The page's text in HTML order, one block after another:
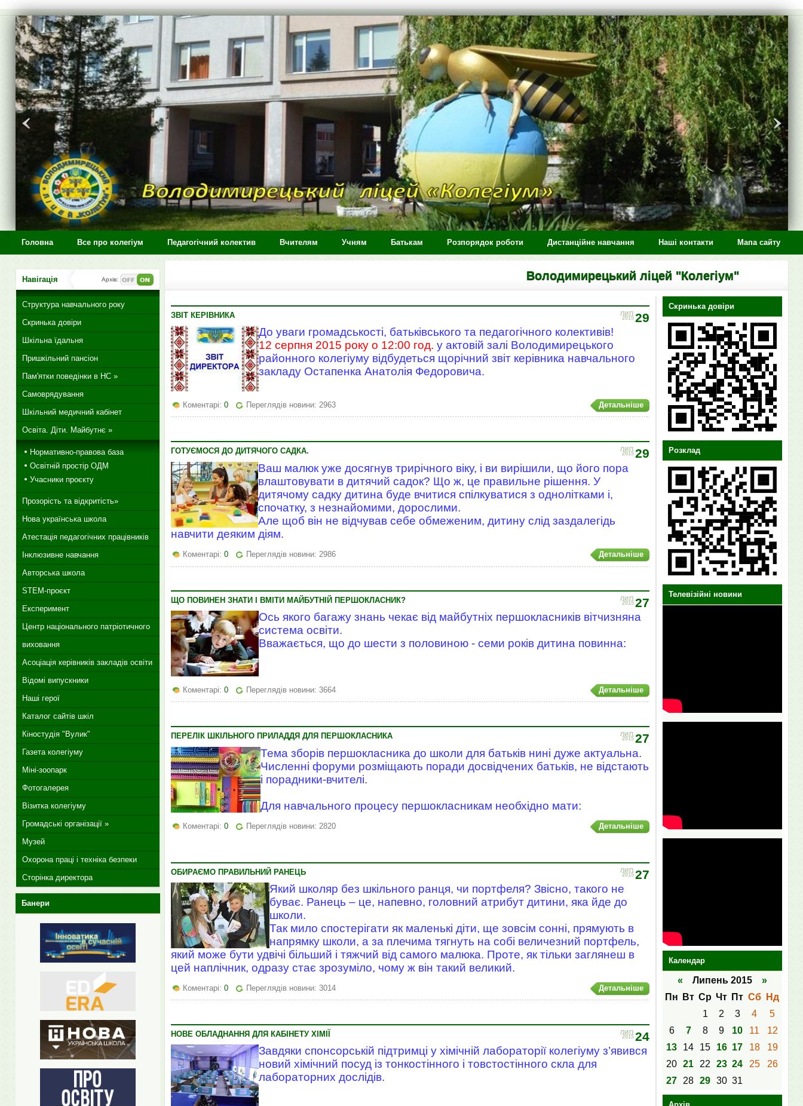
>
Головна Все про колегіум Педагогічний колектив Вчителям Учням Батькам Розпорядок роботи Дистанційне навчання Наші контакти Мапа сайту
Володимирецький ліцей "Колегіум"
29
ЛИП
2015
ЗВІТ КЕРІВНИКА
До уваги громадськості, батьківського та педагогічного колективів!
12 серпня 2015 року о 12:00 год. у актовій залі Володимирецького
районного колегіуму відбудеться щорічний звіт керівника навчального
закладу Остапенка Анатолія Федоровича.
Детальніше
Коментарі: 0 Переглядів новини: 2963
29
ЛИП
2015
ГОТУЄМОСЯ ДО ДИТЯЧОГО САДКА.
Ваш малюк уже досягнув трирічного віку, і ви вирішили, що його пора
влаштовувати в дитячий садок? Що ж, це правильне рішення. У
дитячому садку дитина буде вчитися спілкуватися з однолітками і,
спочатку, з незнайомими, дорослими.
Але щоб він не відчував себе обмеженим, дитину слід заздалегідь
навчити деяким діям.
Детальніше
Коментарі: 0 Переглядів новини: 2986
27
ЛИП
2015
ЩО ПОВИНЕН ЗНАТИ І ВМІТИ МАЙБУТНІЙ ПЕРШОКЛАСНИК?
Ось якого багажу знань чекає від майбутніх першокласників вітчизняна
система освіти.
Вважається, що до шести з половиною - семи років дитина повинна:
Детальніше
Коментарі: 0 Переглядів новини: 3664
27
ЛИП
2015
ПЕРЕЛІК ШКІЛЬНОГО ПРИЛАДДЯ ДЛЯ ПЕРШОКЛАСНИКА
Тема зборів першокласника до школи для батьків нині дуже актуальна.
Численні форуми розміщають поради досвідчених батьків, не відстають
і порадники-вчителі.
Для навчального процесу першокласникам необхідно мати:
Детальніше
Коментарі: 0 Переглядів новини: 2820
27
ЛИП
2015
ОБИРАЄМО ПРАВИЛЬНИЙ РАНЕЦЬ
Який школяр без шкільного ранця, чи портфеля? Звісно, такого не
буває. Ранець – це, напевно, головний атрибут дитини, яка йде до
школи.
Так мило спостерігати як маленькі діти, ще зовсім сонні, прямують в
напрямку школи, а за плечима тягнуть на собі величезний портфель,
який може бути удвічі більший і тяжчий від самого малюка. Проте, як тільки заглянеш в
цей наплічник, одразу стає зрозуміло, чому ж він такий великий.
Детальніше
Коментарі: 0 Переглядів новини: 3014
24
ЛИП
2015
НОВЕ ОБЛАДНАННЯ ДЛЯ КАБІНЕТУ ХІМІЇ
Завдяки спонсорській підтримці у хімічній лабораторії колегіуму з’явився
новий хімічний посуд із тонкостінного і товстостінного скла для
лабораторних дослідів.
Скринька довіри
Розклад
Телевізійні новини
Календар
« Липень 2015 »
Пн
Вт Ср Чт Пт Сб
Нд
1
2 3 4
5
6
7 8 9 10 11
12
13
14 15 16 17 18
19
20 21 22 23 24 25
26
27
28 29 30 31
Навігація Архів:
Структура навчального року
Скринька довіри
Шкільна їдальня
Пришкільний пансіон
Пам'ятки поведінки в НС »
Самоврядування
Шкільний медичний кабінет
Освіта. Діти. Майбутнє »
Нормативно-правова база
Освітній простір ОДМ
Учасники проєкту
Прозорість та відкритість»
Нова українська школа
Атестація педагогічних працівників
Інклюзивне навчання
Авторська школа
STEM-проєкт
Експеримент
Центр національного патріотичного
виховання
Асоціація керівників закладів освіти
Відомі випускники
Наші герої
Каталог сайтів шкіл
Кіностудія "Вулик"
Газета колегіуму
Міні-зоопарк
Фотогалерея
Візитка колегіуму
Громадські організації »
Музей
Охорона праці і техніка безпеки
Сторінка директора
Банери